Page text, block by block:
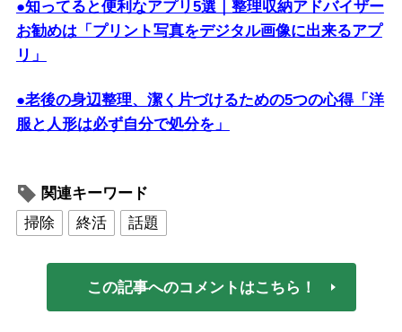
●知ってると便利なアプリ5選｜整理収納アドバイザー
お勧めは「プリント写真をデジタル画像に出来るアプ
リ」
●老後の身辺整理、潔く片づけるための5つの心得「洋
服と人形は必ず自分で処分を」
関連キーワード
掃除
終活 話題
この記事へのコメントはこちら！